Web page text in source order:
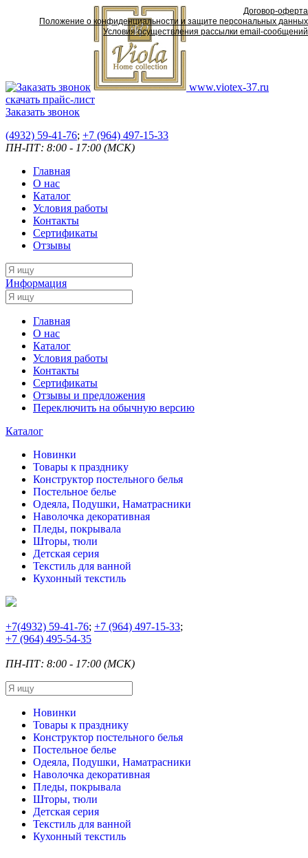
www.viotex-37.ru
скачать прайс-лист
Заказать звонок
(4932) 59-41-76; +7 (964) 497-15-33
ПН-ПТ: 8:00 - 17:00 (МСК)
Главная
О нас
Каталог
Условия работы
Контакты
Сертификаты
Отзывы
Информация
Главная
О нас
Каталог
Условия работы
Контакты
Сертификаты
Отзывы и предложения
Переключить на обычную версию
Каталог
Новинки
Товары к празднику
Конструктор постельного белья
Постельное белье
Одеяла, Подушки, Наматрасники
Наволочка декоративная
Пледы, покрывала
Шторы, тюли
Детская серия
Текстиль для ванной
Кухонный текстиль
+7(4932) 59-41-76; +7 (964) 497-15-33;
+7 (964) 495-54-35
ПН-ПТ: 8:00 - 17:00 (МСК)
Новинки
Товары к празднику
Конструктор постельного белья
Постельное белье
Одеяла, Подушки, Наматрасники
Наволочка декоративная
Пледы, покрывала
Шторы, тюли
Детская серия
Текстиль для ванной
Кухонный текстиль
Договор-оферта
Положение о конфиденциальности и защите персональных данных
Условия осуществления рассылки email-сообщений